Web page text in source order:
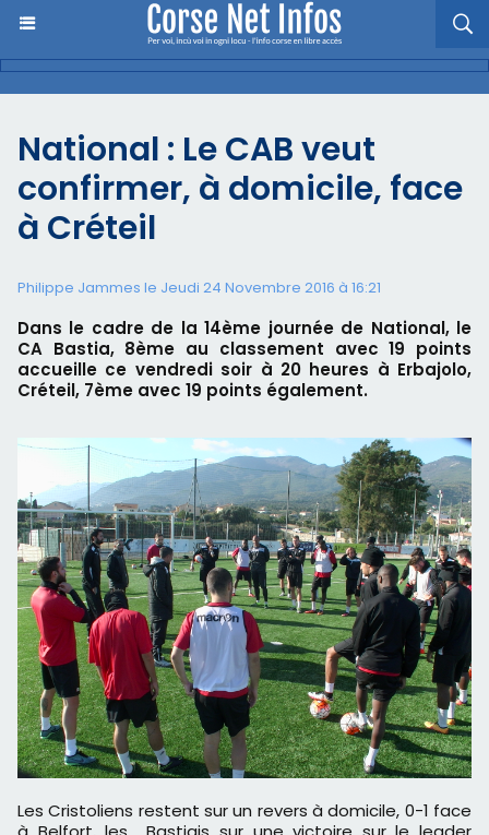
National : Le CAB veut
confirmer, à domicile, face
à Créteil
Philippe Jammes le Jeudi 24 Novembre 2016 à 16:21
Dans le cadre de la 14ème journée de National, le
CA Bastia, 8ème au classement avec 19 points
accueille ce vendredi soir à 20 heures à Erbajolo,
Créteil, 7ème avec 19 points également.
Les Cristoliens restent sur un revers à domicile, 0-1 face